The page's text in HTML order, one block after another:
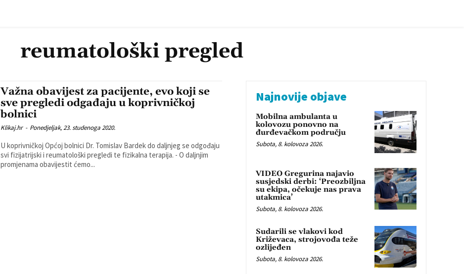
reumatološki pregled
Važna obavijest za pacijente, evo koji se
sve pregledi odgađaju u koprivničkoj
bolnici
Klikaj.hr - Ponedjeljak, 23. studenoga 2020.
U koprivničkoj Općoj bolnici Dr. Tomislav Bardek do daljnjeg se odgođaju
svi fizijatrijski i reumatološki pregledi te fizikalna terapija. - O daljnjim
promjenama obavijestit ćemo...
Najnovije objave
Mobilna ambulanta u
kolovozu ponovno na
đurđevačkom području
Subota, 8. kolovoza 2026.
VIDEO Gregurina najavio
susjedski derbi: ‘Preozbiljna
su ekipa, očekuje nas prava
utakmica’
Subota, 8. kolovoza 2026.
Sudarili se vlakovi kod
Križevaca, strojovođa teže
ozlijeđen
Subota, 8. kolovoza 2026.